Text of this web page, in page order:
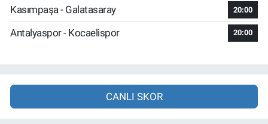
Kasımpaşa - Galatasaray 20:00
Antalyaspor - Kocaelispor 20:00
CANLI SKOR